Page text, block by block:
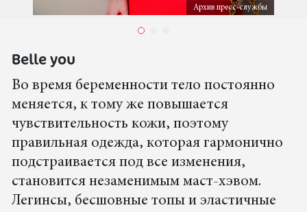
Архив пресс-службы
Вelle you
Во время беременности тело постоянно
меняется, к тому же повышается
чувствительность кожи, поэтому
правильная одежда, которая гармонично
подстраивается под все изменения,
становится незаменимым маст-хэвом.
Легинсы, бесшовные топы и эластичные